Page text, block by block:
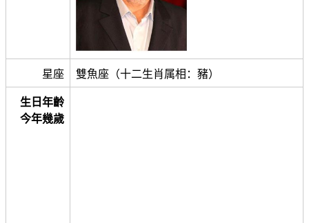
星座 雙魚座（十二生肖属相：豬）
生日年齡
今年幾歲